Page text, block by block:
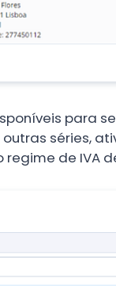
para
séries,
de IVA